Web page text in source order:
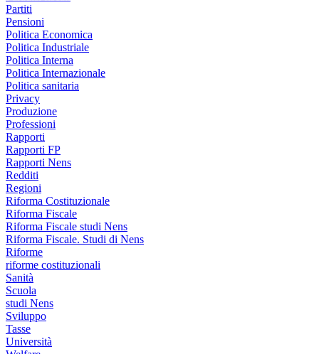
Partiti
Pensioni
Politica Economica
Politica Industriale
Politica Interna
Politica Internazionale
Politica sanitaria
Privacy
Produzione
Professioni
Rapporti
Rapporti FP
Rapporti Nens
Redditi
Regioni
Riforma Costituzionale
Riforma Fiscale
Riforma Fiscale studi Nens
Riforma Fiscale. Studi di Nens
Riforme
riforme costituzionali
Sanità
Scuola
studi Nens
Sviluppo
Tasse
Università